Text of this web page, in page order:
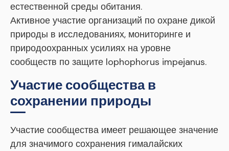
естественной среды обитания.
Активное участие организаций по охране дикой
природы в исследованиях, мониторинге и
природоохранных усилиях на уровне
сообществ по защите lophophorus impejanus.
Участие сообщества в
сохранении природы
Участие сообщества имеет решающее значение
для значимого сохранения гималайских